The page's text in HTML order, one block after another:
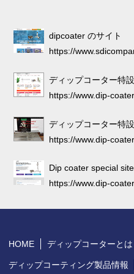
dipcoater のサイト
https://
ディップコーター特
https://www.dip-
ディップコーター特
https://www.dip-
Dip coater special site
https://www.dip-
HOME ディップコーターとは
ディップコーティング製品情報